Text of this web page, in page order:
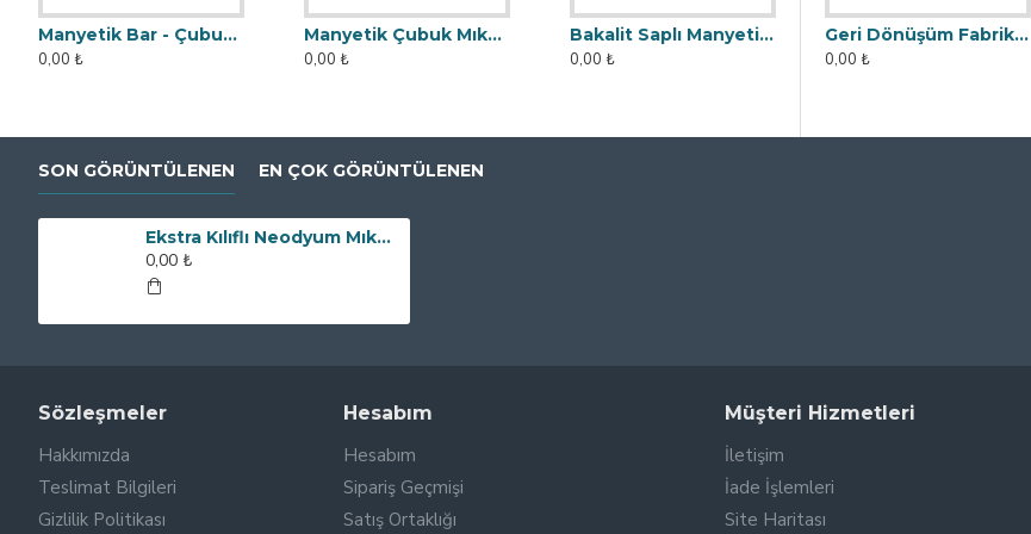
Manyetik Bar - Çubuk Mıknatıs - 25x90 mm - 10.000 Gauss Gücü
0,00 ₺
Manyetik Çubuk Mıknatıs - 25x140 mm - 10.000 Gauss Gücü
0,00 ₺
Bakalit Saplı Manyetik Çubuk Mıknatıs - Ø25x140 mm - Yüksek Gauss Gücü
0,00 ₺
Manyetik Bar Mıknatıs - 25x150 mm - 12500 Gauss
0,00 ₺
Geri Dönüşüm Fabrikası İçin Kolay Temizlenebilir Neodyum Elek Mıknatıs
0,00 ₺
SON GÖRÜNTÜLENEN EN ÇOK GÖRÜNTÜLENEN
Ekstra Kılıflı Neodyum Mıknatıs Bar- 25x90 mm - Yüksek Manyetik Güç
0,00 ₺
Sözleşmeler
Hakkımızda
Teslimat Bilgileri
Gizlilik Politikası
Hesabım
Hesabım
Sipariş Geçmişi
Satış Ortaklığı
Müşteri Hizmetleri
İletişim
İade İşlemleri
Site Haritası